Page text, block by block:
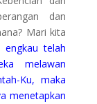
dan
Mari kita
engkau telah
melawan
Ku, maka
menetapkan